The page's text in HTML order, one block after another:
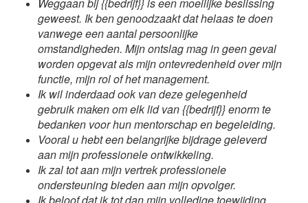
Weggaan bij {{bedrijf}} is een moeilijke beslissing
geweest. Ik ben genoodzaakt dat helaas te doen
vanwege een aantal persoonlijke
omstandigheden. Mijn ontslag mag in geen geval
worden opgevat als mijn ontevredenheid over mijn
functie, mijn rol of het management.
Ik wil inderdaad ook van deze gelegenheid
gebruik maken om elk lid van {{bedrijf}} enorm te
bedanken voor hun mentorschap en begeleiding.
Vooral u hebt een belangrijke bijdrage geleverd
aan mijn professionele ontwikkeling.
Ik zal tot aan mijn vertrek professionele
ondersteuning bieden aan mijn opvolger.